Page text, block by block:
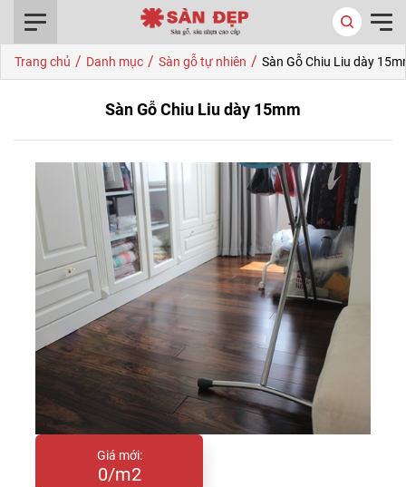
Trang chủ / Danh mục / Sàn gỗ tự nhiên / Sàn Gỗ Chiu Liu dày
Sàn Gỗ Chiu Liu dày 15mm
Giá mới:
0/m2